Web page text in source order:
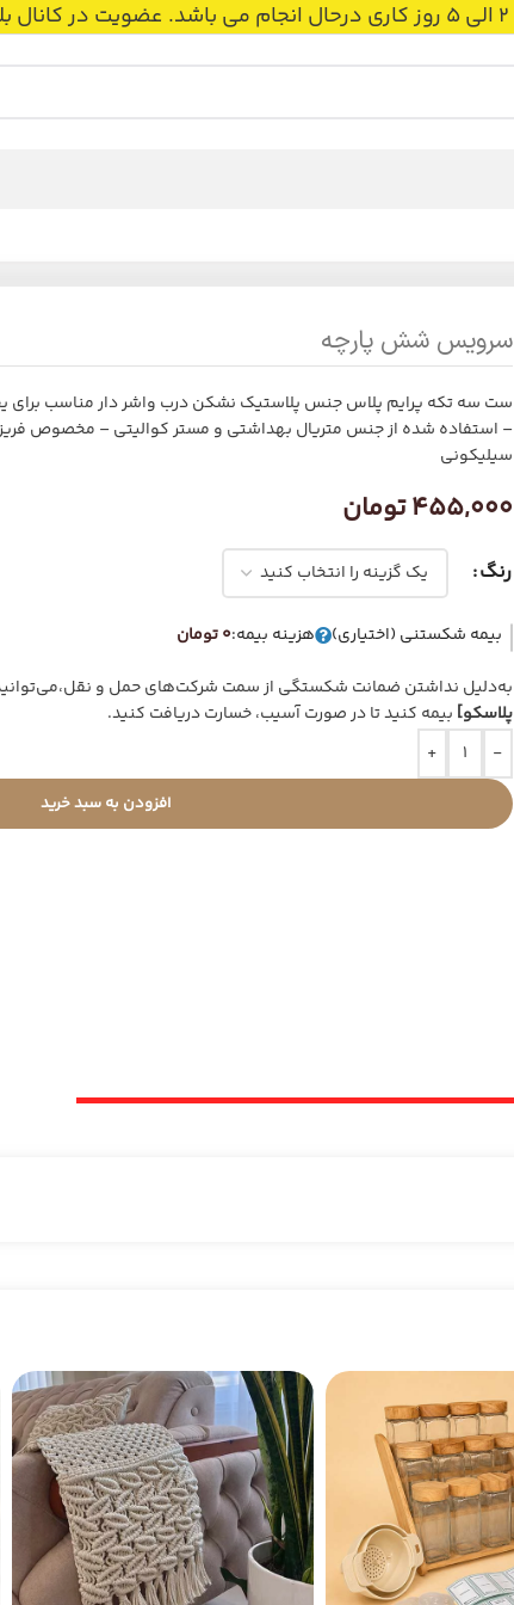
عضویت در کانال
سرویس شش پارچه
ست سه تکه پرایم پلاس جنس پلاستیک نشکن درب واشر دار مناسب برای
– استفاده شده از جنس متریال بهداشتی و مستر کوالیتی – مخصوص
سیلیکونی
455,000تومان
رنگ
به‌دلیل نداشتن ضمانت شکستگی از سمت شرکت‌های حمل و
پلاسکو] بیمه کنید تا در صورت آسیب، خسارت دریافت کنید.
بیمه شکستنی (اختیاری) هزینه بیمه:0 تومان
-
+
افزودن به سبد خرید